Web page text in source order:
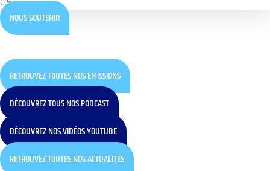
NOUS SOUTENIR
RETROUVEZ TOUTES NOS ÉMISSIONS
DÉCOUVREZ TOUS NOS PODCAST
DÉCOUVREZ NOS VIDÉOS YOUTUBE
RETROUVEZ TOUTES NOS ACTUALITÉS